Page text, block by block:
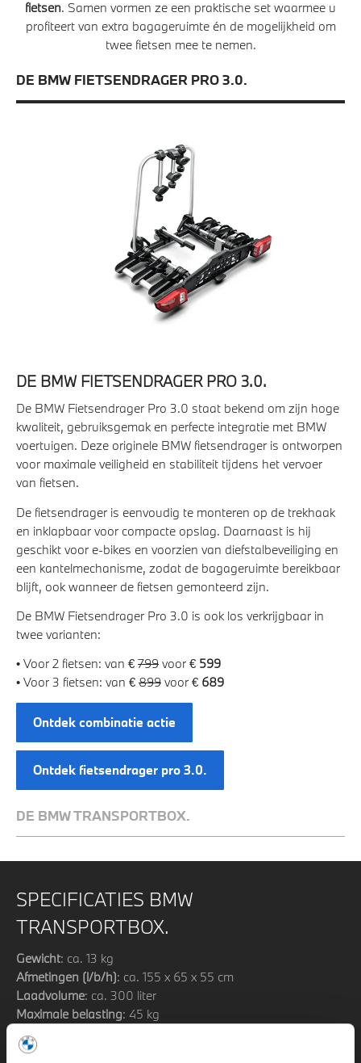
fietsen. Samen vormen ze een praktische set waarmee u
profiteert van extra bagageruimte én de mogelijkheid om
twee fietsen mee te nemen.
DE BMW FIETSENDRAGER PRO 3.0.
DE BMW TRANSPORTBOX.
DE BMW FIETSENDRAGER PRO 3.0.
De BMW Fietsendrager Pro 3.0 staat bekend om zijn hoge
kwaliteit, gebruiksgemak en perfecte integratie met BMW
voertuigen. Deze originele BMW fietsendrager is ontworpen
voor maximale veiligheid en stabiliteit tijdens het vervoer
van fietsen.
De fietsendrager is eenvoudig te monteren op de trekhaak
en inklapbaar voor compacte opslag. Daarnaast is hij
geschikt voor e-bikes en voorzien van diefstalbeveiliging en
een kantelmechanisme, zodat de bagageruimte bereikbaar
blijft, ook wanneer de fietsen gemonteerd zijn.
De BMW Fietsendrager Pro 3.0 is ook los verkrijgbaar in
twee varianten:
• Voor 2 fietsen: van € 799 voor € 599
• Voor 3 fietsen: van € 899 voor € 689
Ontdek combinatie actie
Ontdek fietsendrager pro 3.0.
SPECIFICATIES BMW
TRANSPORTBOX.
Gewicht: ca. 13 kg
Afmetingen (l/b/h): ca. 155 x 65 x 55 cm
Laadvolume: ca. 300 liter
Maximale belasting: 45 kg
Maximale snelheid met transportbox
Geschiktheid trekhaak: alle BMW-voertuigen met ECE-